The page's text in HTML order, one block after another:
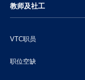
教师及社工
VTC职员
职位空缺